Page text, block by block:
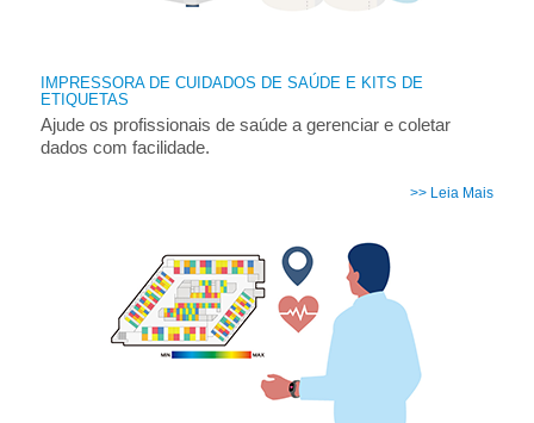
IMPRESSORA DE CUIDADOS DE SAÚDE E KITS DE
ETIQUETAS
Ajude os profissionais de saúde a gerenciar e coletar
dados com facilidade.
>> Leia Mais